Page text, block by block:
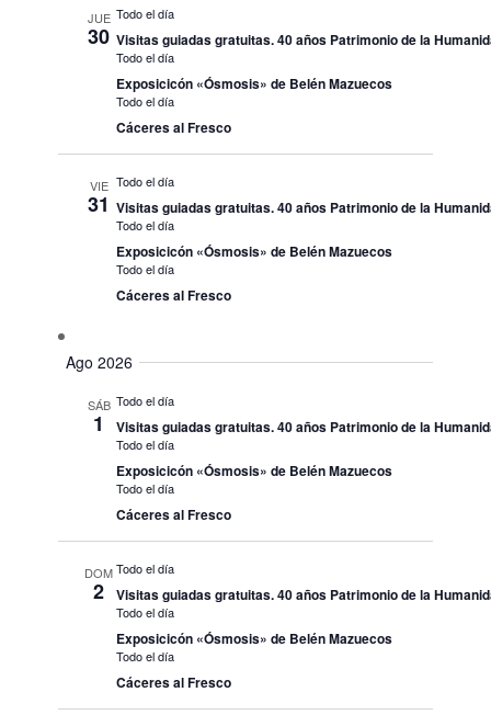
JUE
30
Todo el día
Visitas guiadas gratuitas. 40 años Patrimonio de la
Todo el día
Exposicicón «Ósmosis» de Belén Mazuecos
Todo el día
Cáceres al Fresco
VIE
31
Todo el día
Visitas guiadas gratuitas. 40 años Patrimonio de la
Todo el día
Exposicicón «Ósmosis» de Belén Mazuecos
Todo el día
Cáceres al Fresco
Ago 2026
SÁB
1
Todo el día
Visitas guiadas gratuitas. 40 años Patrimonio de la
Todo el día
Exposicicón «Ósmosis» de Belén Mazuecos
Todo el día
Cáceres al Fresco
DOM
2
Todo el día
Visitas guiadas gratuitas. 40 años Patrimonio de la
Todo el día
Exposicicón «Ósmosis» de Belén Mazuecos
Todo el día
Cáceres al Fresco